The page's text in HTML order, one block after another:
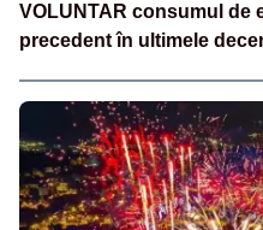
VOLUNTAR consumul de
precedent în ultimele